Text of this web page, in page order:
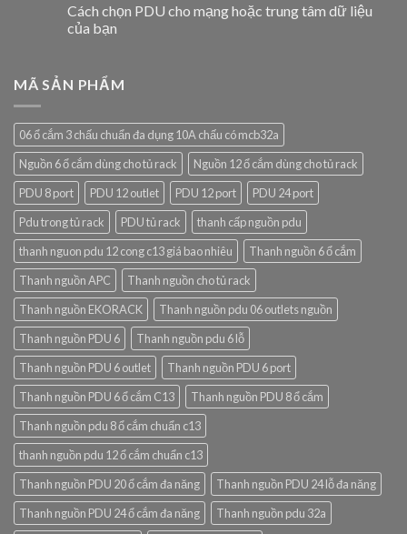
Cách chọn PDU cho mạng hoặc trung tâm dữ liệu
của bạn
MÃ SẢN PHẨM
06 ổ cắm 3 chấu chuẩn đa dụng 10A chấu có mcb32a
Nguồn 6 ổ cắm dùng cho tủ rack
Nguồn 12 ổ cắm dùng cho tủ rack
PDU 8 port
PDU 12 outlet PDU 12 port
PDU 24 port
Pdu trong tủ rack
PDU tủ rack
thanh cấp nguồn pdu
thanh nguon pdu 12 cong c13 giá bao nhiêu
Thanh nguồn 6 ổ cắm
Thanh nguồn APC
Thanh nguồn cho tủ rack
Thanh nguồn EKORACK
Thanh nguồn pdu 06 outlets nguồn
Thanh nguồn PDU 6
Thanh nguồn pdu 6 lỗ
Thanh nguồn PDU 6 outlet
Thanh nguồn PDU 6 port
Thanh nguồn PDU 6 ổ cắm C13
Thanh nguồn PDU 8 ổ cắm
Thanh nguồn pdu 8 ổ cắm chuẩn c13
thanh nguồn pdu 12 ổ cắm chuẩn c13
Thanh nguồn PDU 20 ổ cắm đa năng
Thanh nguồn PDU 24 lỗ đa năng
Thanh nguồn PDU 24 ổ cắm đa năng
Thanh nguồn pdu 32a